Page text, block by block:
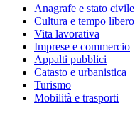
Anagrafe e stato civile
Cultura e tempo libero
Vita lavorativa
Imprese e commercio
Appalti pubblici
Catasto e urbanistica
Turismo
Mobilità e trasporti